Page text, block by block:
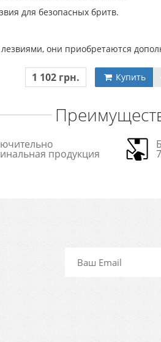
для безопасных бритв.
они приобретаются
1 102 грн. Купить
продукция